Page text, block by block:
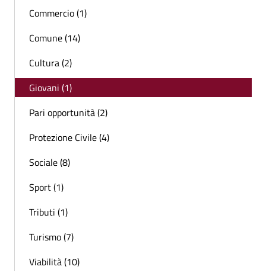
Commercio (1)
Comune (14)
Cultura (2)
Giovani (1)
Pari opportunità (2)
Protezione Civile (4)
Sociale (8)
Sport (1)
Tributi (1)
Turismo (7)
Viabilità (10)